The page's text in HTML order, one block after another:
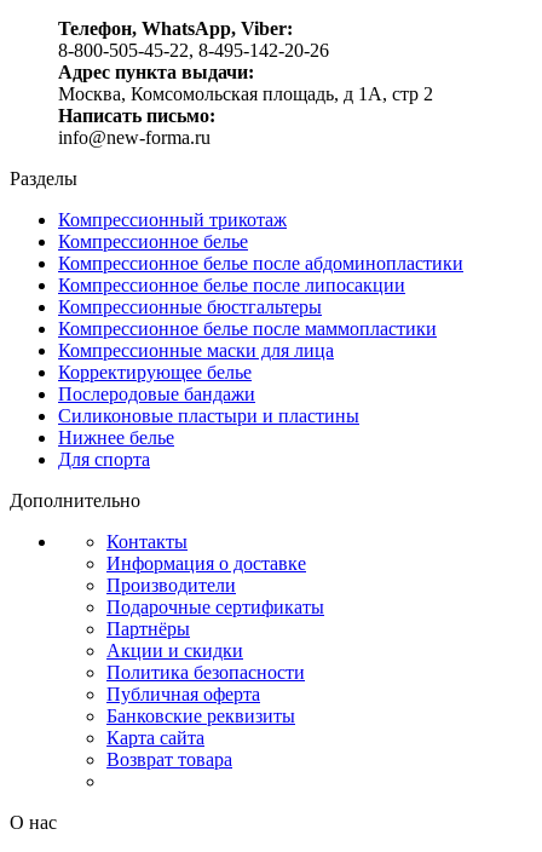
Телефон, WhatsApp, Viber:
8-800-505-45-22, 8-495-142-20-26
Адрес пункта выдачи:
Москва, Комсомольская площадь, д 1А, стр 2
Написать письмо:
info@new-forma.ru
Разделы
Компрессионный трикотаж
Компрессионное белье
Компрессионное белье после абдоминопластики
Компрессионное белье после липосакции
Компрессионные бюстгальтеры
Компрессионное белье после маммопластики
Компрессионные маски для лица
Корректирующее белье
Послеродовые бандажи
Силиконовые пластыри и пластины
Нижнее белье
Для спорта
Дополнительно
Контакты
Информация о доставке
Производители
Подарочные сертификаты
Партнёры
Акции и скидки
Политика безопасности
Публичная оферта
Банковские реквизиты
Карта сайта
Возврат товара
О нас